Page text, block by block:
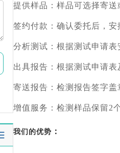
提供样品：样品可选择寄送
签约付款：确认委托后，
分析测试：根据测试申请表
出具报告：根据测试申请
寄送报告：检测报告签字盖
增值服务：检测样品保留2
我们的优势 ：